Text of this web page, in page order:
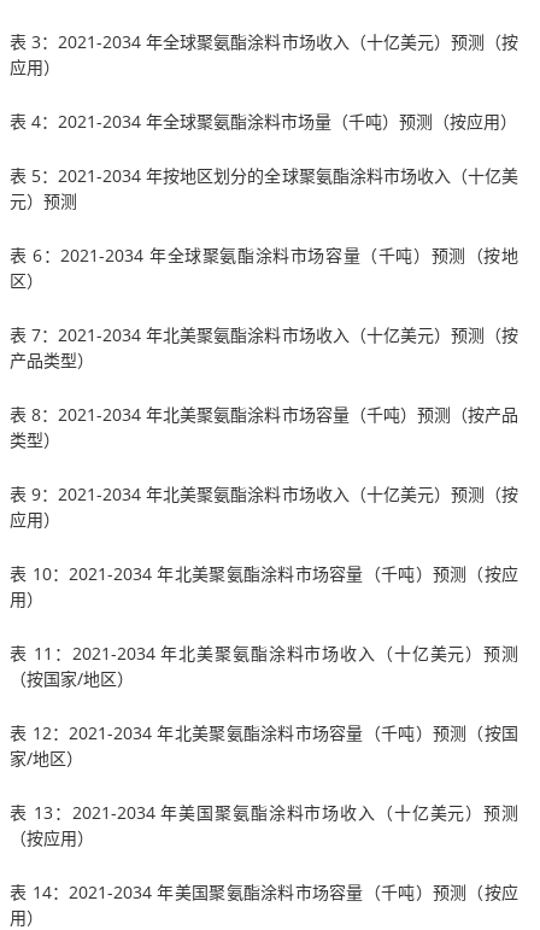
表 3：2021-2034 年全球聚氨酯涂料市场收入（十亿美元）预测（按
应用）
表 4：2021-2034 年全球聚氨酯涂料市场量（千吨）预测（按应用）
表 5：2021-2034 年按地区划分的全球聚氨酯涂料市场收入（十亿美
元）预测
表 6：2021-2034 年全球聚氨酯涂料市场容量（千吨）预测（按地
区）
表 7：2021-2034 年北美聚氨酯涂料市场收入（十亿美元）预测（按
产品类型）
表 8：2021-2034 年北美聚氨酯涂料市场容量（千吨）预测（按产品
类型）
表 9：2021-2034 年北美聚氨酯涂料市场收入（十亿美元）预测（按
应用）
表 10：2021-2034 年北美聚氨酯涂料市场容量（千吨）预测（按应
用）
表 11：2021-2034 年北美聚氨酯涂料市场收入（十亿美元）预测
（按国家/地区）
表 12：2021-2034 年北美聚氨酯涂料市场容量（千吨）预测（按国
家/地区）
表 13：2021-2034 年美国聚氨酯涂料市场收入（十亿美元）预测
（按应用）
表 14：2021-2034 年美国聚氨酯涂料市场容量（千吨）预测（按应
用）